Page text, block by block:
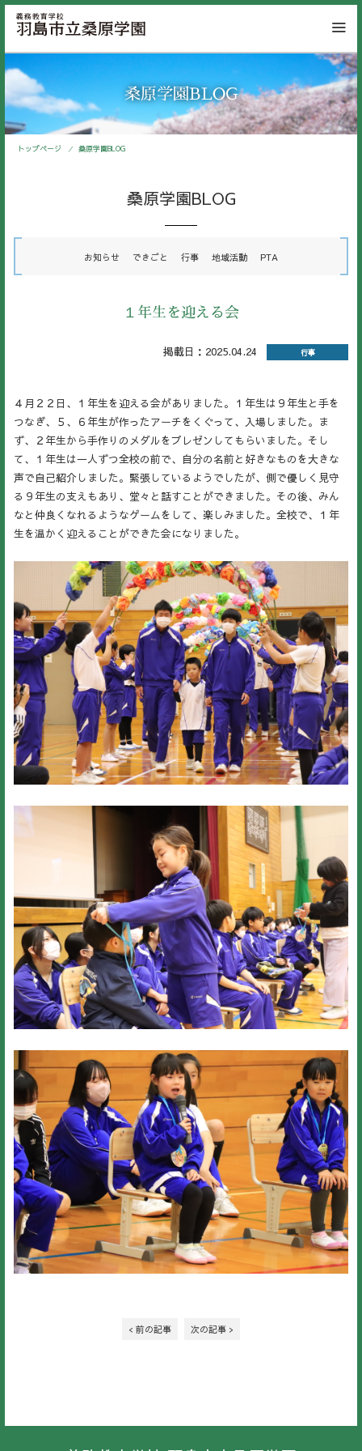
桑原学園BLOG
トップページ 桑原学園BLOG
桑原学園BLOG
お知らせ できごと 行事 地域活動 PTA
１年生を迎える会
掲載日：2025.04.24 行事
４月２２日、１年生を迎える会がありました。１年生は９年生と手を
つなぎ、５、６年生が作ったアーチをくぐって、入場しました。ま
ず、２年生から手作りのメダルをプレゼンしてもらいました。そし
て、１年生は一人ずつ全校の前で、自分の名前と好きなものを大きな
声で自己紹介しました。緊張しているようでしたが、側で優しく見守
る９年生の支えもあり、堂々と話すことができました。その後、みん
なと仲良くなれるようなゲームをして、楽しみました。全校で、１年
生を温かく迎えることができた会になりました。
< 前の記事 次の記事 >